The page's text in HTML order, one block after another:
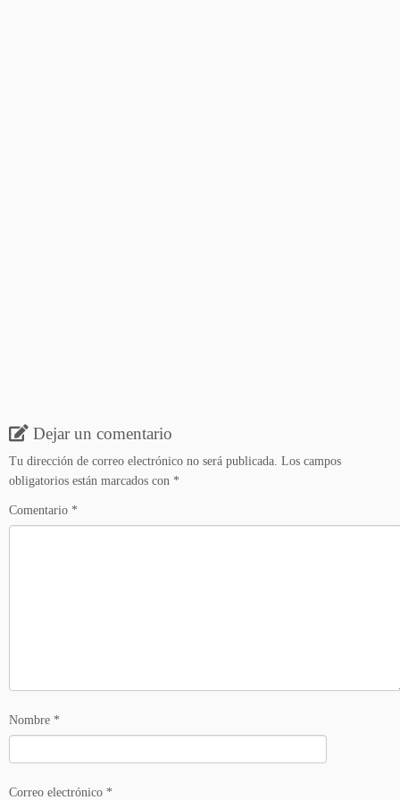
Dejar un comentario
Tu dirección de correo electrónico no será publicada. Los campos
obligatorios están marcados con *
Comentario *
Nombre *
Correo electrónico *